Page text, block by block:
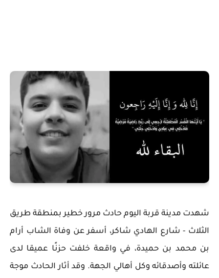
شهدت مدينة قربة اليوم حادث مرور خطير بمنطقة طريق
الثلاث - شارع الهادي شاكر، أسفر عن وفاة الشاب أرام
بن محمد بن حميدة، في واقعة خلفت حزنًا عميقا لدى
عائلته وأصدقائه وكل أهالي الجهة. وقد أثار الحادث موجة